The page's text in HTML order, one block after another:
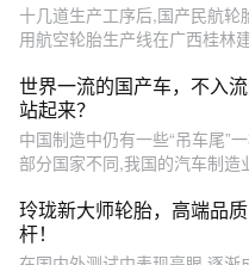
十几道生产工序后,国产民航
用航空轮胎生产线在广西桂林
世界一流的国产车，不入
站起来？
中国制造中仍有一些“吊车尾”
部分国家不同,我国的汽车制造
玲珑新大师轮胎，高端品
杆！